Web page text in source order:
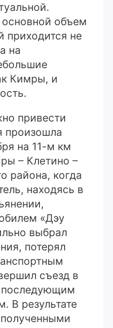
основной объем
приходится не
на
Кимры, и
привести
произошла
на 11-м км
– Клетино –
района, когда
находясь в
«Дэу
выбрал
потерял
съезд в
последующим
В результате